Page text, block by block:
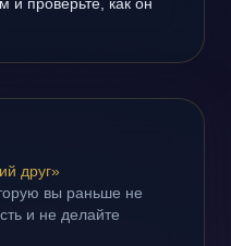
друг»
вы раньше не
и не делайте